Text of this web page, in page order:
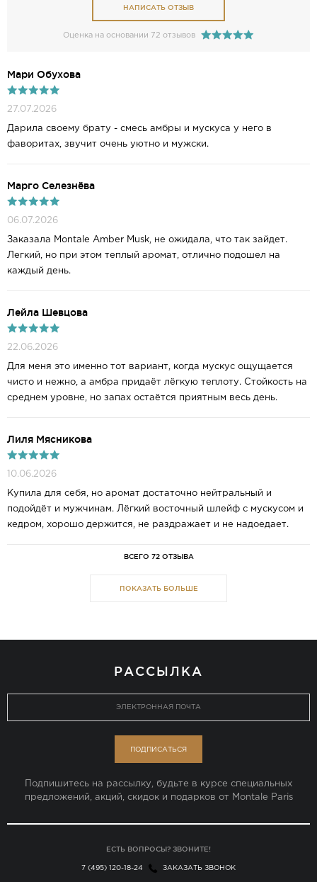
НАПИСАТЬ ОТЗЫВ
Оценка на основании 72 отзывов
Мари Обухова
27.07.2026
Дарила своему брату - смесь амбры и мускуса у него в
фаворитах, звучит очень уютно и мужски.
Марго Селезнёва
06.07.2026
Заказала Montale Amber Musk, не ожидала, что так зайдет.
Легкий, но при этом теплый аромат, отлично подошел на
каждый день.
Лейла Шевцова
22.06.2026
Для меня это именно тот вариант, когда мускус ощущается
чисто и нежно, а амбра придаёт лёгкую теплоту. Стойкость на
среднем уровне, но запах остаётся приятным весь день.
Лиля Мясникова
10.06.2026
Купила для себя, но аромат достаточно нейтральный и
подойдёт и мужчинам. Лёгкий восточный шлейф с мускусом и
кедром, хорошо держится, не раздражает и не надоедает.
ВСЕГО 72 ОТЗЫВА
ПОКАЗАТЬ БОЛЬШЕ
РАССЫЛКА
ПОДПИСАТЬСЯ
Подпишитесь на рассылку, будьте в курсе специальных
предложений, акций, скидок и подарков от Montale Paris
ЕСТЬ ВОПРОСЫ? ЗВОНИТЕ!
7 (495) 120-18-24 ЗАКАЗАТЬ ЗВОНОК